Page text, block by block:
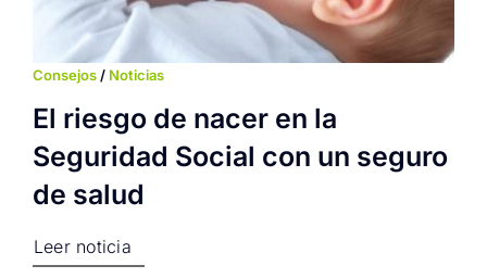
Consejos/ Noticias
El riesgo de nacer en la
Seguridad Social con un seguro
de salud
Leer noticia